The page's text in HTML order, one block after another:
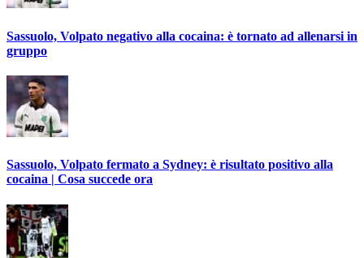
Sassuolo, Volpato negativo alla cocaina: è tornato ad allenarsi in
gruppo
Sassuolo, Volpato fermato a Sydney: è risultato positivo alla
cocaina | Cosa succede ora